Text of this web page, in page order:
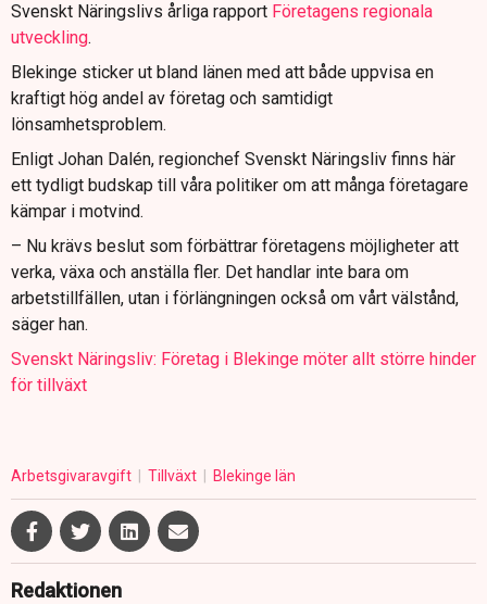
Svenskt Näringslivs årliga rapport Företagens regionala
utveckling.
Blekinge sticker ut bland länen med att både uppvisa en
kraftigt hög andel av företag och samtidigt
lönsamhetsproblem.
Enligt Johan Dalén, regionchef Svenskt Näringsliv finns här
ett tydligt budskap till våra politiker om att många företagare
kämpar i motvind.
– Nu krävs beslut som förbättrar företagens möjligheter att
verka, växa och anställa fler. Det handlar inte bara om
arbetstillfällen, utan i förlängningen också om vårt välstånd,
säger han.
Svenskt Näringsliv: Företag i Blekinge möter allt större hinder
för tillväxt
Arbetsgivaravgift Tillväxt Blekinge län
Redaktionen